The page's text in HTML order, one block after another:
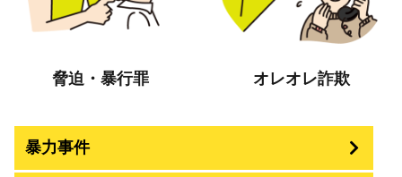
脅迫・暴行罪 オレオレ詐欺
暴力事件